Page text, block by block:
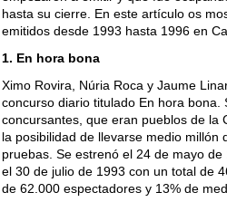
hasta su cierre. En este artículo os
emitidos desde 1993 hasta 1996 en
1. En hora bona
Ximo Rovira, Núria Roca y Jaume
concurso diario titulado En hora
concursantes, que eran pueblos de la
la posibilidad de llevarse medio millón
pruebas. Se estrenó el 24 de mayo
el 30 de julio de 1993 con un total de
de 62.000 espectadores y 13% de